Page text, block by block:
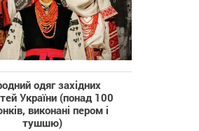
одяг західних
України (понад 100
виконані пером і
тушшю)